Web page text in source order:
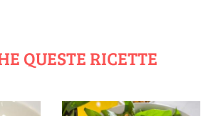
QUESTE RICETTE